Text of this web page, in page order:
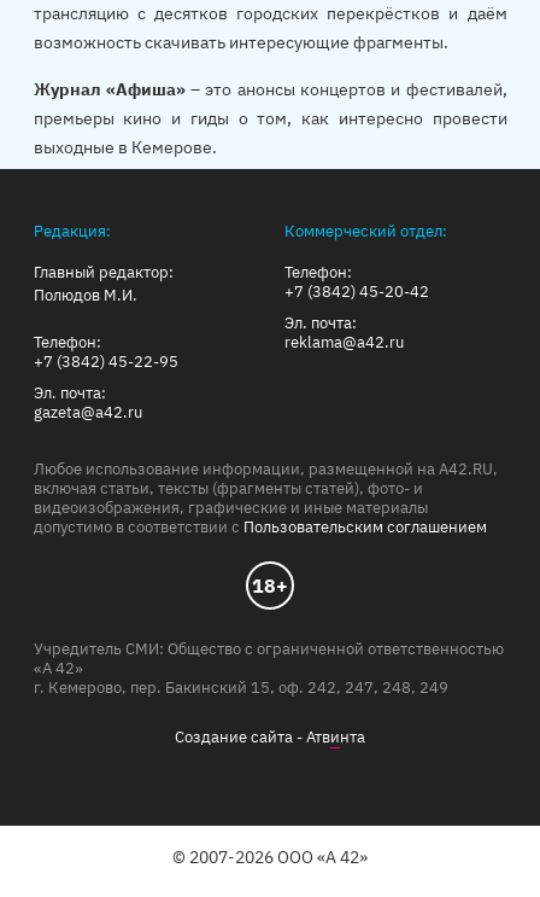
трансляцию с десятков городских перекрёстков и даём
возможность скачивать интересующие фрагменты.
Журнал «Афиша»– это анонсы концертов и фестивалей,
премьеры кино и гиды о том, как интересно провести
выходные в Кемерове.
Редакция:
Главный редактор:
Полюдов М.И.
Телефон:
+7 (3842) 45-22-95
Эл. почта:
gazeta@a42.ru
Коммерческий отдел:
Телефон:
+7 (3842) 45-20-42
Эл. почта:
reklama@a42.ru
Любое использование информации, размещенной на A42.RU,
включая статьи, тексты (фрагменты статей), фото- и
видеоизображения, графические и иные материалы
допустимо в соответствии с Пользовательским соглашением
18+
Учредитель СМИ: Общество с ограниченной ответственностью
«А 42»
г. Кемерово, пер. Бакинский 15, оф. 242, 247, 248, 249
Создание сайта -Атвинта
© 2007-2026 ООО «А 42»